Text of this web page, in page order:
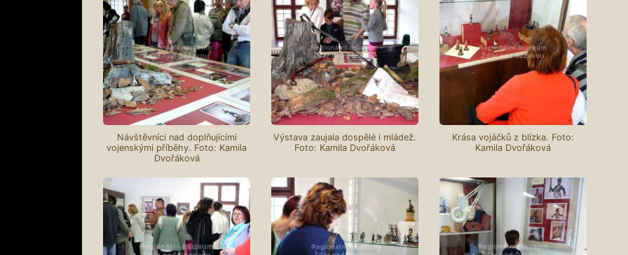
Návštěvníci nad doplňujícími
vojenskými příběhy. Foto: Kamila
Dvořáková
Výstava zaujala dospělé i mládež.
Foto: Kamila Dvořáková
Krása vojáčků z blízka. Foto:
Kamila Dvořáková